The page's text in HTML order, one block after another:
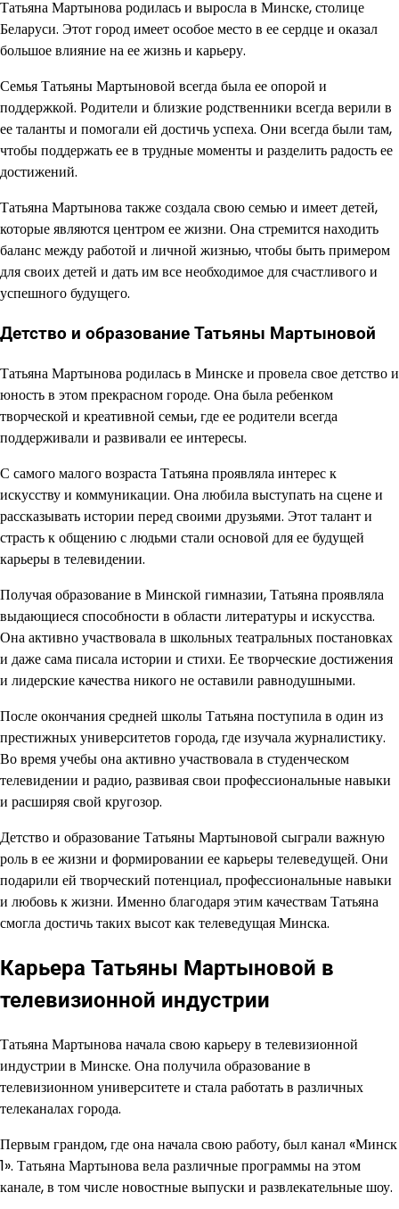
Татьяна Мартынова родилась и выросла в Минске, столице
Беларуси. Этот город имеет особое место в ее сердце и оказал
большое влияние на ее жизнь и карьеру.
Семья Татьяны Мартыновой всегда была ее опорой и
поддержкой. Родители и близкие родственники всегда верили в
ее таланты и помогали ей достичь успеха. Они всегда были там,
чтобы поддержать ее в трудные моменты и разделить радость ее
достижений.
Татьяна Мартынова также создала свою семью и имеет детей,
которые являются центром ее жизни. Она стремится находить
баланс между работой и личной жизнью, чтобы быть примером
для своих детей и дать им все необходимое для счастливого и
успешного будущего.
Детство и образование Татьяны Мартыновой
Татьяна Мартынова родилась в Минске и провела свое детство и
юность в этом прекрасном городе. Она была ребенком
творческой и креативной семьи, где ее родители всегда
поддерживали и развивали ее интересы.
С самого малого возраста Татьяна проявляла интерес к
искусству и коммуникации. Она любила выступать на сцене и
рассказывать истории перед своими друзьями. Этот талант и
страсть к общению с людьми стали основой для ее будущей
карьеры в телевидении.
Получая образование в Минской гимназии, Татьяна проявляла
выдающиеся способности в области литературы и искусства.
Она активно участвовала в школьных театральных постановках
и даже сама писала истории и стихи. Ее творческие достижения
и лидерские качества никого не оставили равнодушными.
После окончания средней школы Татьяна поступила в один из
престижных университетов города, где изучала журналистику.
Во время учебы она активно участвовала в студенческом
телевидении и радио, развивая свои профессиональные навыки
и расширяя свой кругозор.
Детство и образование Татьяны Мартыновой сыграли важную
роль в ее жизни и формировании ее карьеры телеведущей. Они
подарили ей творческий потенциал, профессиональные навыки
и любовь к жизни. Именно благодаря этим качествам Татьяна
смогла достичь таких высот как телеведущая Минска.
Карьера Татьяны Мартыновой в
телевизионной индустрии
Татьяна Мартынова начала свою карьеру в телевизионной
индустрии в Минске. Она получила образование в
телевизионном университете и стала работать в различных
телеканалах города.
Первым грандом, где она начала свою работу, был канал «Минск
1». Татьяна Мартынова вела различные программы на этом
канале, в том числе новостные выпуски и развлекательные шоу.